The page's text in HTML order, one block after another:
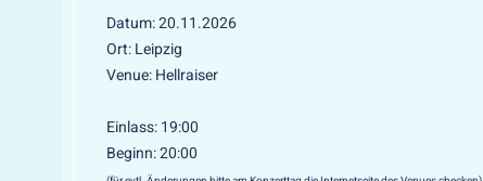
Datum: 20.11.2026
Ort: Leipzig
Venue: Hellraiser
Einlass: 19:00
Beginn: 20:00